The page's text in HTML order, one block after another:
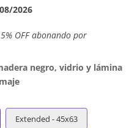
2026
OFF abonando por
negro, vidrio y lámina
Extended - 45x63